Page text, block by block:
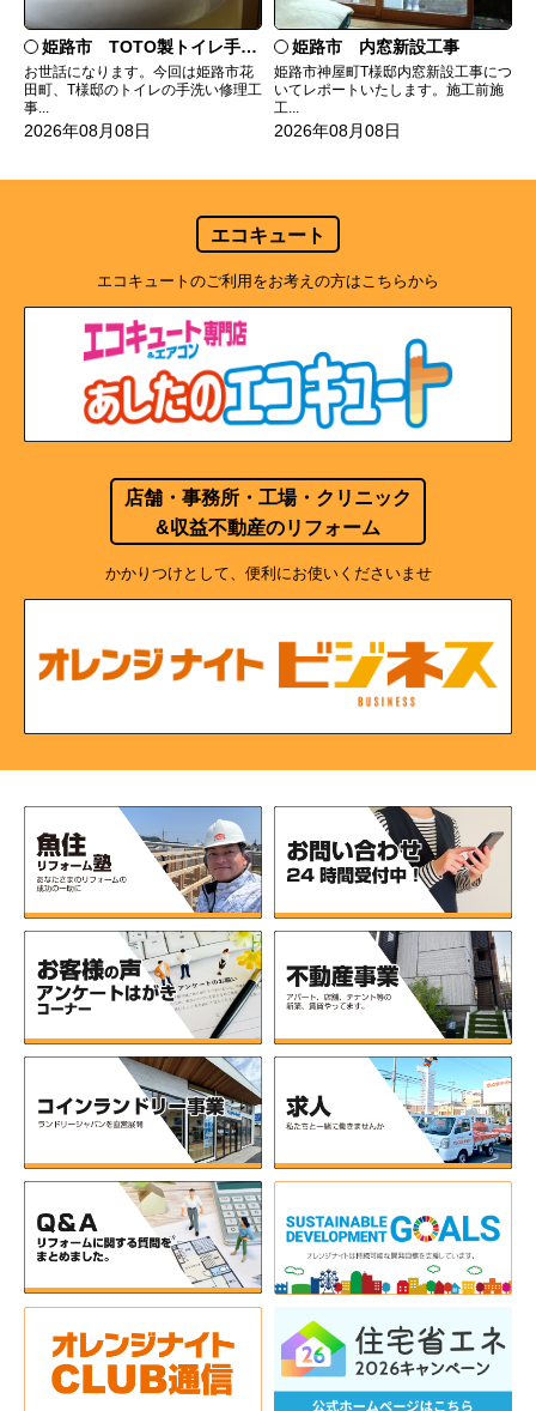
姫路市 TOTO製トイレ手洗いの水漏れ修理
お世話になります。今回は姫路市花
田町、T様邸のトイレの手洗い修理工
事...
2026年08月08日
姫路市 内窓新設工事
姫路市神屋町T様邸内窓新設工事につ
いてレポートいたします。施工前施
工...
2026年08月08日
エコキュート
エコキュートのご利用をお考えの方はこちらから
店舗・事務所・工場・クリニック
&収益不動産のリフォーム
かかりつけとして、便利にお使いくださいませ